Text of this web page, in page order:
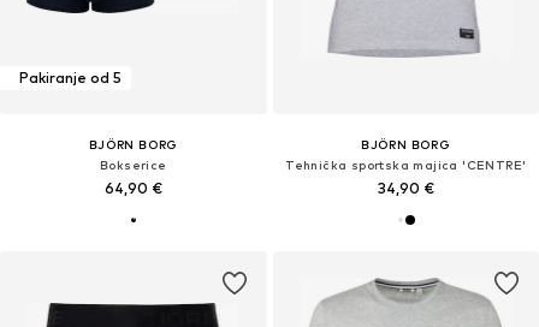
Pakiranje od 5
BJÖRN BORG
Bokserice
64,90 €
BJÖRN BORG
Tehnička sportska majica 'CENTRE'
34,90 €